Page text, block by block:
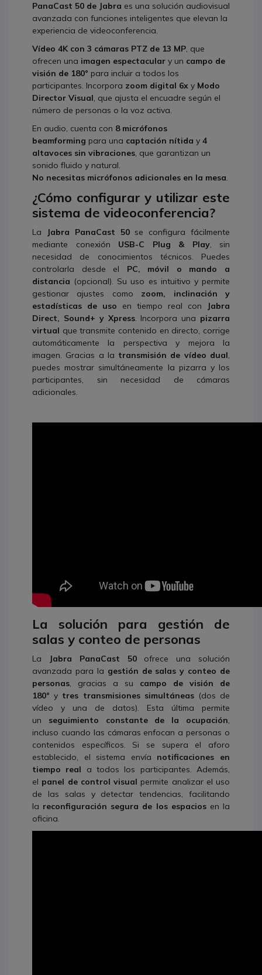
PanaCast 50 de Jabra es una solución audiovisual
avanzada con funciones inteligentes que elevan la
experiencia de videoconferencia.
Vídeo 4K con 3 cámaras PTZ de 13 MP, que
ofrecen una imagen espectacular y un campo de
visión de 180° para incluir a todos los
participantes. Incorpora zoom digital 6x y Modo
Director Visual, que ajusta el encuadre según el
número de personas o la voz activa.
En audio, cuenta con 8 micrófonos
beamforming para una captación nítida y 4
altavoces sin vibraciones, que garantizan un
sonido fluido y natural.
No necesitas micrófonos adicionales en la mesa.
¿Cómo configurar y utilizar este
sistema de videoconferencia?
La Jabra PanaCast 50se configura fácilmente
mediante conexión USB-C Plug & Play, sin
necesidad de conocimientos técnicos. Puedes
controlarla desde el PC, móvil o mando a
distancia (opcional). Su uso es intuitivo y permite
gestionar ajustes como zoom, inclinación y
estadísticas de uso en tiempo real con
Jabra
Direct, Sound+ y Xpress. Incorpora una pizarra
virtual que transmite contenido en directo, corrige
automáticamente la perspectiva y mejora la
imagen. Gracias a la transmisión de vídeo dual,
puedes mostrar simultáneamente la pizarra y los
participantes, sin necesidad de cámaras
adicionales.
La solución para gestión de
salas y conteo de personas
La Jabra PanaCast 50ofrece una solución
avanzada para la gestión de salas y conteo de
personas, gracias a su campo de visión de
180° y tres transmisiones simultáneas(dos de
vídeo y una de datos). Esta última permite
un seguimiento constante de la ocupación,
incluso cuando las cámaras enfocan a personas o
contenidos específicos. Si se supera el aforo
establecido, el sistema envía notificaciones en
tiempo real a todos los participantes. Además,
el panel de control visual permite analizar el uso
de las salas y detectar tendencias, facilitando
la reconfiguración segura de los espaciosen la
oficina.